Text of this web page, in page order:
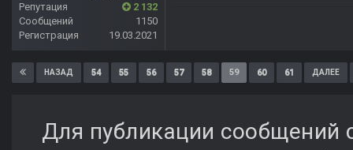
Репутация
2 132
Сообщений
1150
Регистрация
19.03.2021
НАЗАД 54 55 56 57 58 59 60 61 ДАЛЕЕ
Для публикации сообщений